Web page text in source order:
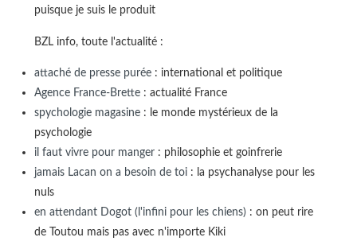
puisque je suis le produit
BZL info, toute l'actualité :
attaché de presse purée: international et politique
Agence France-Brette: actualité France
spychologie magasine: le monde mystérieux de la
psychologie
il faut vivre pour manger: philosophie et goinfrerie
jamais Lacan on a besoin de toi: la psychanalyse pour les
nuls
en attendant Dogot (l'infini pour les chiens): on peut rire
de Toutou mais pas avec n'importe Kiki